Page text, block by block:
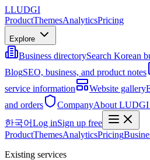
LLUDGI
ProductThemesAnalyticsPricing
Explore
Business directorySearch Korean
BlogSEO, business, and product notes
service information
Website gallery
and orders
CompanyAbout LUDGI
한국어Log inSign up free
ProductThemesAnalyticsPricing
Existing services